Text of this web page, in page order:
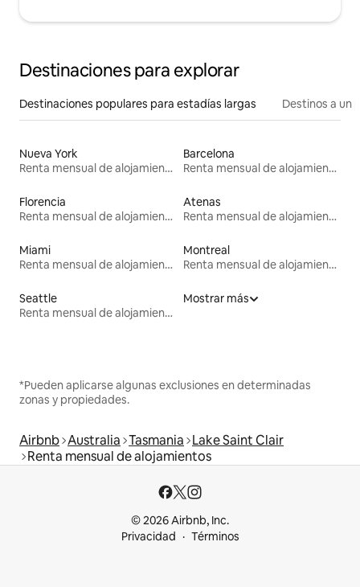
Destinaciones para explorar
Destinaciones populares para estadías largas Destinos a un
Nueva York
Renta mensual de alojamientos
Barcelona
Renta mensual de alojamientos
Florencia
Renta mensual de alojamientos
Atenas
Renta mensual de alojamientos
Miami
Renta mensual de alojamientos
Montreal
Renta mensual de alojamientos
Seattle
Renta mensual de alojamientos
Mostrar más
*Pueden aplicarse algunas exclusiones en determinadas
zonas y propiedades.
Airbnb Australia Tasmania Lake Saint Clair
Renta mensual de alojamientos
© 2026 Airbnb, Inc.
Privacidad
Términos